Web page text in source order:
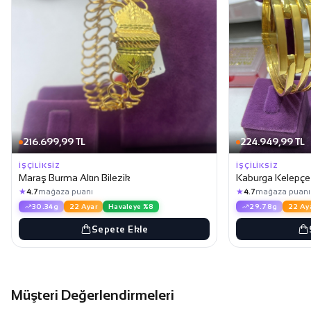
216.699,99 TL
İŞÇILIKSIZ
Maraş Burma Altın Bilezik
★4.7mağaza puanı
30.34g 22 Ayar Havaleye %8
Sepete Ekle
224.949,99 TL
İŞÇILIKSIZ
Kaburga
★4.7mağaza puanı
29.78g 22
Müşteri Değerlendirmeleri